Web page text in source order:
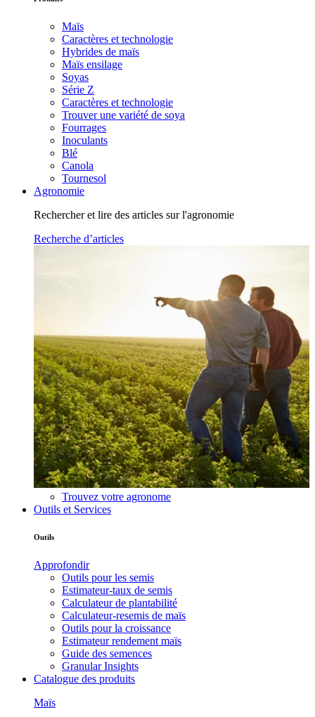
Maïs
Caractères et technologie
Hybrides de maïs
Maïs ensilage
Soyas
Série Z
Caractères et technologie
Trouver une variété de soya
Fourrages
Inoculants
Blé
Canola
Tournesol
Agronomie
Rechercher et lire des articles sur l'agronomie
Recherche d’articles
Trouvez votre agronome
Outils et Services
Outils
Approfondir
Outils pour les semis
Estimateur-taux de semis
Calculateur de plantabilité
Calculateur-resemis de maïs
Outils pour la croissance
Estimateur rendement maïs
Guide des semences
Granular Insights
Catalogue des produits
Maïs